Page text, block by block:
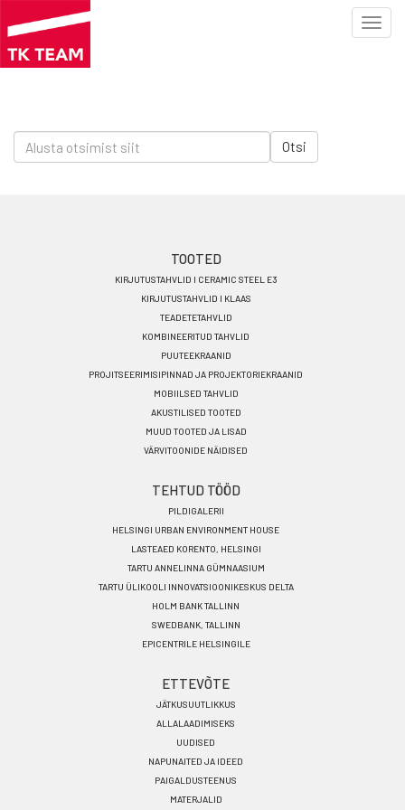
edasi
põhisisu
Otsi
TOOTED
KIRJUTUSTAHVLID I CERAMIC STEEL E3
KIRJUTUSTAHVLID I KLAAS
TEADETETAHVLID
KOMBINEERITUD TAHVLID
PUUTEEKRAANID
PROJITSEERIMISIPINNAD JA PROJEKTORIEKRAANID
MOBIILSED TAHVLID
AKUSTILISED TOOTED
MUUD TOOTED JA LISAD
VÄRVITOONIDE NÄIDISED
TEHTUD TÖÖD
PILDIGALERII
HELSINGI URBAN ENVIRONMENT HOUSE
LASTEAED KORENTO, HELSINGI
TARTU ANNELINNA GÜMNAASIUM
TARTU ÜLIKOOLI INNOVATSIOONIKESKUS DELTA
HOLM BANK TALLINN
SWEDBANK, TALLINN
EPICENTRILE HELSINGILE
ETTEVÕTE
JÄTKUSUUTLIKKUS
ALLALAADIMISEKS
UUDISED
NAPUNAITED JA IDEED
PAIGALDUSTEENUS
MATERJALID